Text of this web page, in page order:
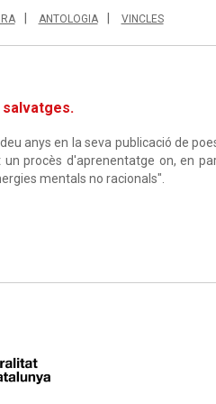
ANTOLOGIA VINCLES
salvatges.
anys en la seva publicació de
procès d'aprenentatge on, en
mentals no racionals".